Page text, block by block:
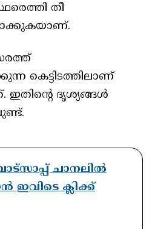
തീ
കെട്ടിടത്തിലാണ്
ഇതിന്റെ ദൃശ്യങ്ങൾ
ചാനലിൽ
ഇവിടെ ക്ലിക്ക്